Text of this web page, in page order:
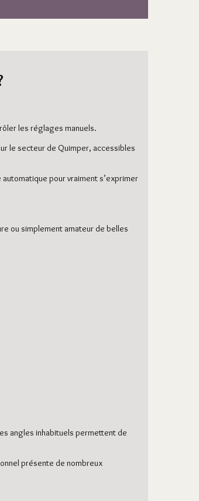
les réglages manuels.
le secteur de Quimper, accessibles
pour vraiment s’exprimer
ou simplement amateur de belles
angles inhabituels permettent de
présente de nombreux